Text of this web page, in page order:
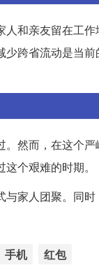
和亲友留在工
跨省流动是当
然而，在这个
个艰难的时期。
家人团聚。同
手机 红包